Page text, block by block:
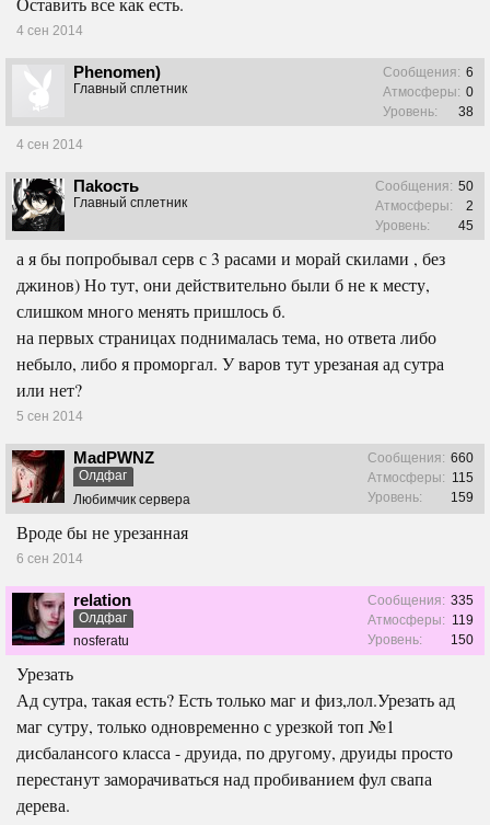
4 сен 2014
Phenomen)
Главный сплетник
Сообщения: 6
Атмосферы: 0
Уровень:
38
4 сен 2014
Паkость
Главный сплетник
Сообщения: 50
Атмосферы:
2
Уровень:
45
а я бы попробывал серв с 3 расами и морай скилами , без
джинов) Но тут, они действительно были б не к месту,
слишком много менять пришлось б.
на первых страницах поднималась тема, но ответа либо
небыло, либо я проморгал. У варов тут урезаная ад сутра
или нет?
5 сен 2014
MadPWNZ
Олдфаг
Любимчик сервера
Сообщения: 660
Атмосферы: 115
Уровень:
159
Вроде бы не урезанная
6 сен 2014
relation
Олдфаг
nosferatu
Сообщения: 335
Атмосферы: 119
Уровень:
150
Урезать
Ад сутра, такая есть? Есть только маг и физ,лол.Урезать ад
маг сутру, только одновременно с урезкой топ №1
дисбалансого класса - друида, по другому, друиды просто
перестанут заморачиваться над пробиванием фул свапа
дерева.